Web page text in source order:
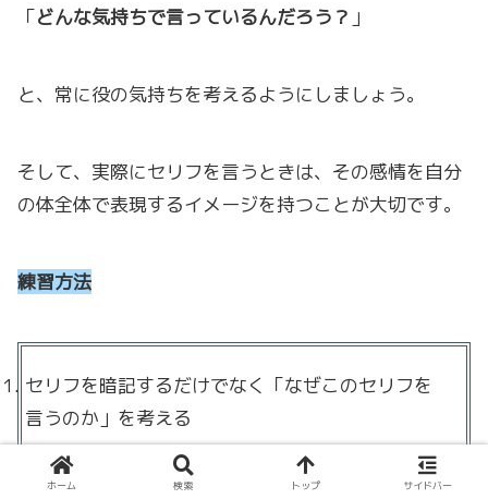
「どんな気持ちで言っているんだろう？ 」
と、常に役の気持ちを考えるようにしましょう。
そして、実際にセリフを言うときは、その感情を自分
の体全体で表現するイメージを持つことが大切です。
練習方法
セリフを暗記するだけでなく「なぜこのセリフを
言うのか」を考える
同じセリフでも違う感情（怒り/悲しみ/喜び/焦
り）で言ってみる
ホーム 検索 トップ サイドバー